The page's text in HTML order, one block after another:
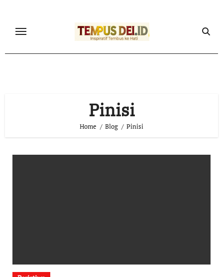
content
Pinisi
Home Blog Pinisi